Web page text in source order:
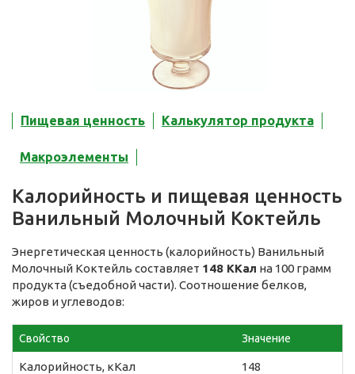
Пищевая ценность Калькулятор продукта
Макроэлементы
Калорийность и пищевая ценность
Ванильный Молочный Коктейль
Энергетическая ценность (калорийность) Ванильный
Молочный Коктейль составляет 148 ККал на 100 грамм
продукта (съедобной части). Соотношение белков,
жиров и углеводов:
Свойство Значение
Калорийность, кКал 148